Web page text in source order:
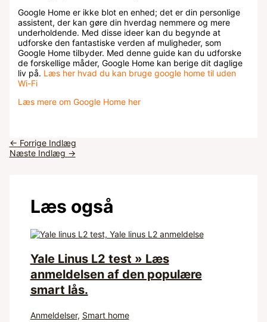
Google Home er ikke blot en enhed; det er din personlige
assistent, der kan gøre din hverdag nemmere og mere
underholdende. Med disse ideer kan du begynde at
udforske den fantastiske verden af muligheder, som
Google Home tilbyder. Med denne guide kan du udforske
de forskellige måder, Google Home kan berige dit daglige
liv på. Læs her hvad du kan bruge google home til uden
Wi-Fi
Læs mere om Google Home her
← Forrige Indlæg
Næste Indlæg →
Læs også
Yale Linus L2 test » Læs
anmeldelsen af den populære
smart lås.
Anmeldelser, Smart home